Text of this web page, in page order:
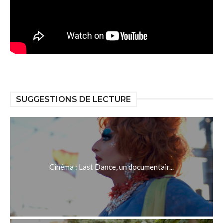
SUGGESTIONS DE LECTURE
Cinéma : Last Dance, un documentair...